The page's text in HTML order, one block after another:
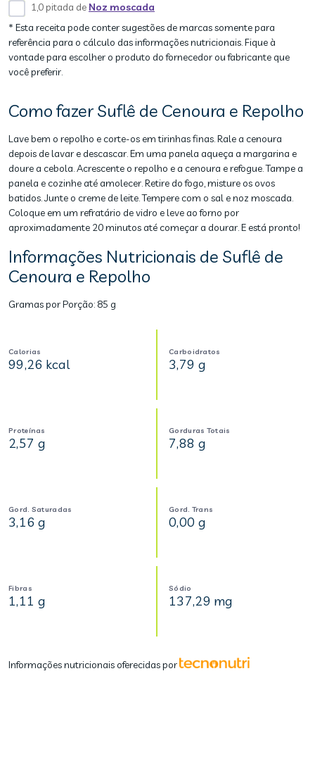
1,0 pitada de Noz moscada
* Esta receita pode conter sugestões de marcas somente para
referência para o cálculo das informações nutricionais. Fique à
vontade para escolher o produto do fornecedor ou fabricante que
você preferir.
Como fazer Suflê de Cenoura e Repolho
Lave bem o repolho e corte-os em tirinhas finas. Rale a cenoura
depois de lavar e descascar. Em uma panela aqueça a margarina e
doure a cebola. Acrescente o repolho e a cenoura e refogue. Tampe a
panela e cozinhe até amolecer. Retire do fogo, misture os ovos
batidos. Junte o creme de leite. Tempere com o sal e noz moscada.
Coloque em um refratário de vidro e leve ao forno por
aproximadamente 20 minutos até começar a dourar. E está pronto!
Informações Nutricionais de Suflê de
Cenoura e Repolho
Gramas por Porção: 85 g
Calorias
99,26 kcal
Carboidratos
3,79 g
Proteínas
2,57 g
Gorduras Totais
7,88 g
Gord. Saturadas
3,16 g
Gord. Trans
0,00 g
Fibras
1,11 g
Sódio
137,29 mg
Informações nutricionais oferecidas por